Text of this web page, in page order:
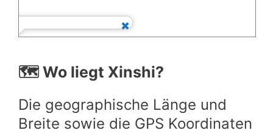
🗺️ Wo liegt Xinshi?
Die geographische Länge und
Breite sowie die GPS Koordinaten